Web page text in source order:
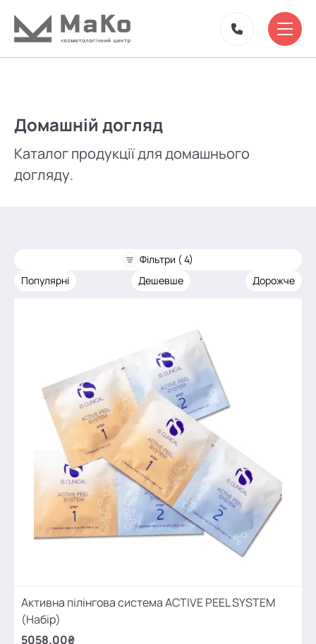
Домашній догляд
Каталог продукції для домашнього
догляду.
Фільтри ( 4)
Популярні
Дешевше Дорожче
Активна пілінгова система ACTIVE PEEL SYSTEM
(Набір)
5058.00₴